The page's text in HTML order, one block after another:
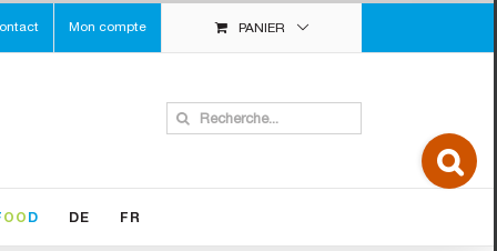
Mon compte PANIER
Search
for:
OO D DE FR
Toggle
Sliding
Bar